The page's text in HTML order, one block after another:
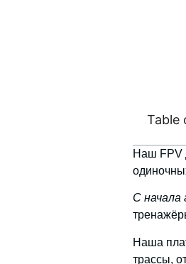
Table
Наш FPV
С начала
Наша
трассы,